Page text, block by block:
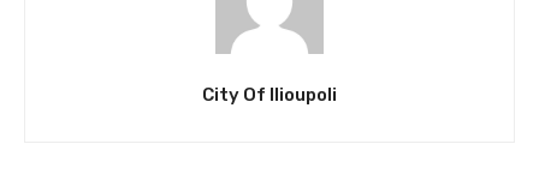
City Of Ilioupoli